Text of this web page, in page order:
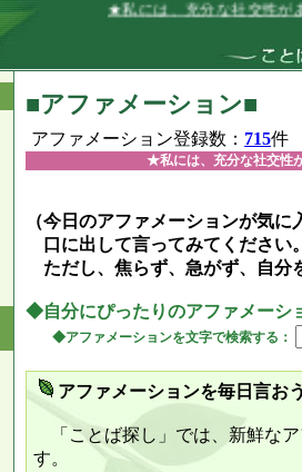
★私には、充分な社交性があり、それ
■アファメーション■
アファメーション登録数： 715件
★私には、充分な社交性
（今日のアファメーションが気
口に出して言ってみてください
ただし、焦らず、急がず、自分
◆自分にぴったりのアファメーシ
◆アファメーションを文字で検索する：
アファメーションを毎日言お
「ことば探し」では、新鮮な
す。